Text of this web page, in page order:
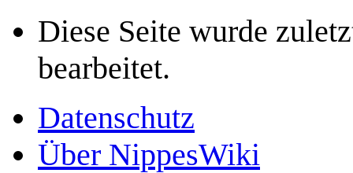
Diese Seite wurde
bearbeitet.
Datenschutz
Über NippesWiki